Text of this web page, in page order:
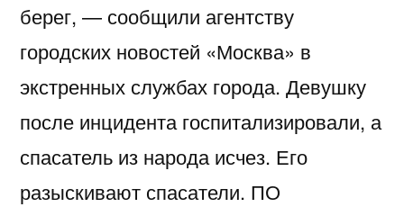
берег, — сообщили агентству
городских новостей «Москва» в
экстренных службах города. Девушку
после инцидента госпитализировали, а
спасатель из народа исчез. Его
разыскивают спасатели. ПО